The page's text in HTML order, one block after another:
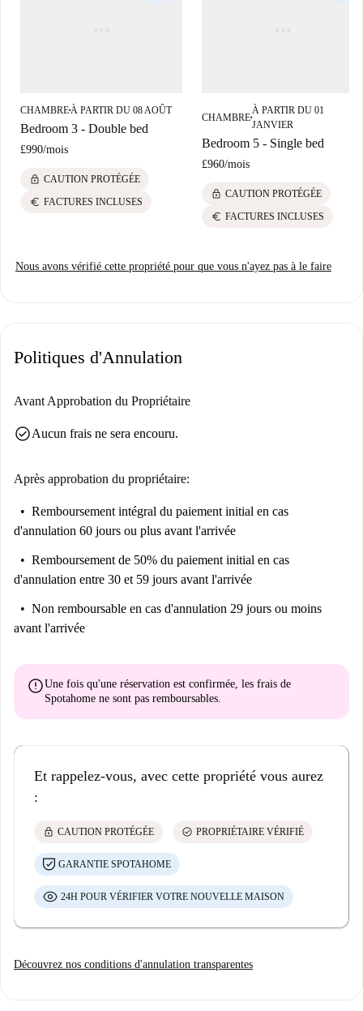
CHAMBRE■À PARTIR DU 08 AOÛT
Bedroom 3 - Double bed
£990/mois
lock CAUTION PROTÉGÉE
euro FACTURES INCLUSES
CHAMBRE■
À PARTIR DU 01
JANVIER
Bedroom 5 - Single bed
£960/mois
lock CAUTION PROTÉGÉE
euro FACTURES INCLUSES
Nous avons vérifié cette propriété pour que vous n'ayez pas à le faire
Politiques d'Annulation
Avant Approbation du Propriétaire
check_circleAucun frais ne sera encouru.
Après approbation du propriétaire:
Remboursement intégral du paiement initial en cas
d'annulation 60 jours ou plus avant l'arrivée
Remboursement de 50% du paiement initial en cas
d'annulation entre 30 et 59 jours avant l'arrivée
Non remboursable en cas d'annulation 29 jours ou moins
avant l'arrivée
errorUne fois qu'une réservation est confirmée, les frais de
Spotahome ne sont pas remboursables
Et rappelez-vous, avec cette propriété vous aurez
:
lock CAUTION PROTÉGÉE check_circle PROPRIÉTAIRE VÉRIFIÉ
GARANTIE SPOTAHOME
24H POUR VÉRIFIER VOTRE NOUVELLE MAISON
Découvrez nos conditions d'annulation transparentes